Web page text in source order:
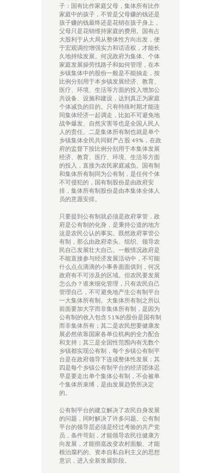
子：国有比作家庭父母，集体所有比作
家庭中的孩子，不管是父母赚的钱还是
孩子赚的钱最终还是花销在孩子身上，
父母只是花销维持家庭的费用。国有占
大股利于从大局从整体性方向出发，便
于宏观调控增强实力和话语权，才能长
久地持续发展。何况政府为集体、个体
家庭发展操劳找路子和如何管理，在本
乡镇集体中的股份一般是不能抽走，按
比例分别用于本乡镇发展经济、教育、
医疗、环境、生活等方面的投入增加公
共设备、设施和建设，达到真正为家庭
个体减负的目的。只有特殊时期才能连
同集体经济一起调走，比如不可避免地
战争爆发、自然灾害等也是全国人民人
人的责任。二是集体所有制也就是单个
乡镇集体全民共同财产占股 49%，在政
府的监督下按比例分别用于本集体发展
经济、教育、医疗、环境、生活等方面
的投入，直接为农民家庭减负。国有制
和集体所有制同为公有制，是任何个体
不可侵犯的，国有制股份是由政府安
排，集体所有制股份是由本集体全体人
员的意愿安排。
只要提到公有制就必须是政府掌管，政
府是公有制的化身，是秉持公道的地方
这是农民公认的事实。既然政府掌管公
有制，那么由政府牵头、组织、领导农
民自己发展壮大自己。一般情况政府是
不能直接参与经济发展活动中，不可能
什么点点滴滴的小事务面面俱到，何况
政府有不可涉及的区域。但农民要发展
怎么办？谁来细化管理，只有农民自己
管理自己，不可避免地产生公有制平台
一大集体所有制。大集体所有制之所以
前面要加大字而非集体所有制，是因为
公有制的收入包含 51%的股份是国有制
而非集体所有；其二是农民想要健康发
展必然依靠国家各单位机构的全力配合
和支持；其三是全国性范围内有无数个
乡镇都实现公有制，每个乡镇公有制平
台是在政府领导下连成整体性发展；其
四是每个乡镇公有制平台的经济团体迟
早是要走出单个集体公有制，不会被单
个集体所束缚，是由发展趋势所决定
的。
公有制平台的建立解决了农民自身发展
的问题，同时解决了许多问题。公有制
平台的领导层必须是经过考验的共产党
员，条件苛刻，才能领导农民往健康方
向发展，才能彻底改变农村面貌、才能
根治腐朽的、资本自私自利主义的思想
意识，进入全新发展阶段。